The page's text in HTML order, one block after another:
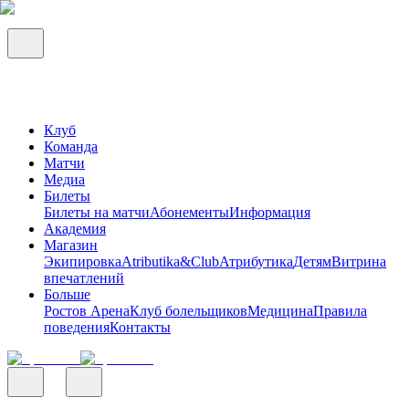
Клуб
Команда
Матчи
Медиа
Билеты
Билеты на матчиАбонементыИнформация
Академия
Магазин
ЭкипировкаAtributika&ClubАтрибутикаДетямВитрина
впечатлений
Больше
Ростов АренаКлуб болельщиковМедицинаПравила
поведенияКонтакты